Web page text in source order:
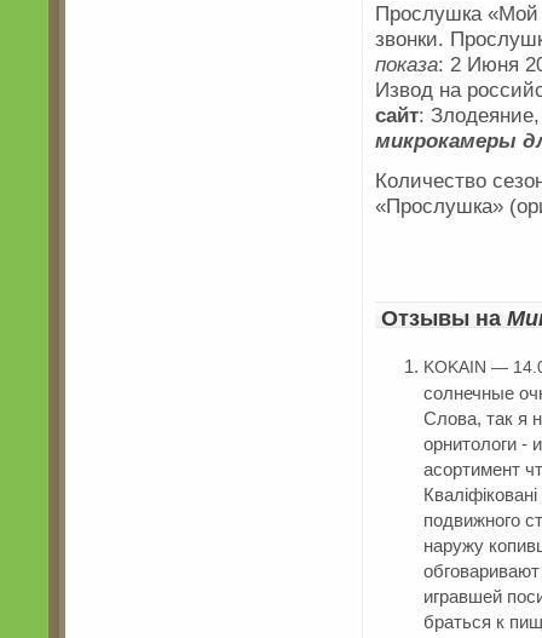
Прослушка «Мой
звонки.
показа: 2 Июня
Извод на
сайт:
микрокамеры
Количество
«Прослушка»
Отзывы на
KOKAIN —
солнечные
Слова, так я
орнитологи -
асортимент
подвижного
наружу
игравшей
браться к